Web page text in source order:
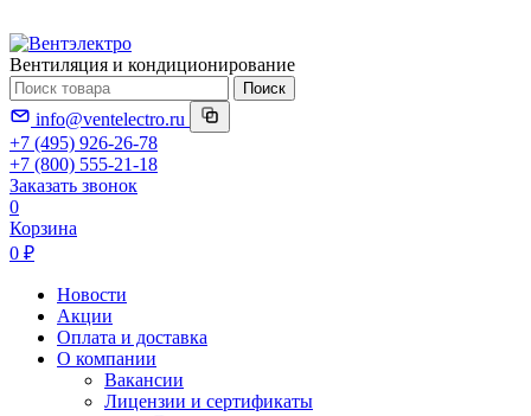
Вентиляция и кондиционирование
Поиск
info@ventelectro.ru
+7 (495) 926-26-78
+7 (800) 555-21-18
Заказать звонок
0
Корзина
0 ₽
Новости
Акции
Оплата и доставка
О компании
Вакансии
Лицензии и сертификаты